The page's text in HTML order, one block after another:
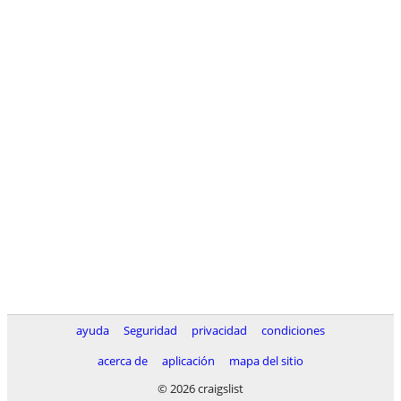
ayuda Seguridad privacidad
condiciones
acerca de
aplicación
mapa del sitio
© 2026 craigslist